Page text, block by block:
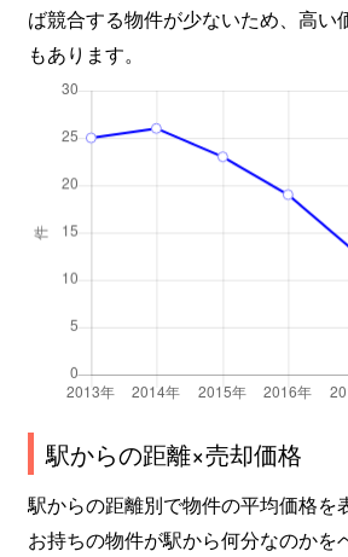
ば競合する物件が少ないため、高い
もあります。
駅からの距離×売却価格
駅からの距離別で物件の平均価格を
お持ちの物件が駅から何分なのかを